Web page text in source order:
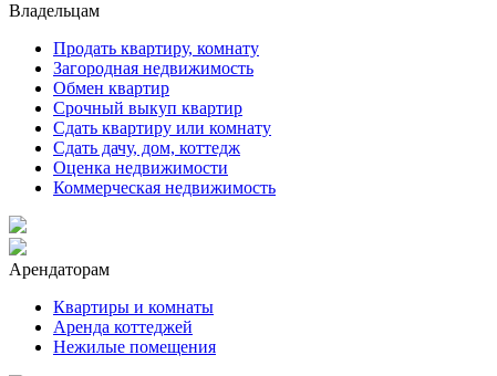
Владельцам
Продать квартиру, комнату
Загородная недвижимость
Обмен квартир
Срочный выкуп квартир
Сдать квартиру или комнату
Сдать дачу, дом, коттедж
Оценка недвижимости
Коммерческая недвижимость
Арендаторам
Квартиры и комнаты
Аренда коттеджей
Нежилые помещения